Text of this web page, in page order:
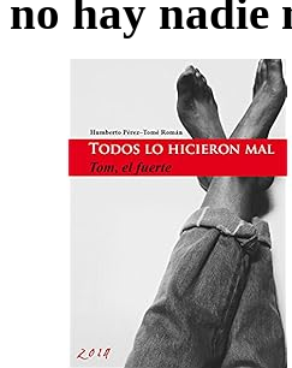
no hay nadie